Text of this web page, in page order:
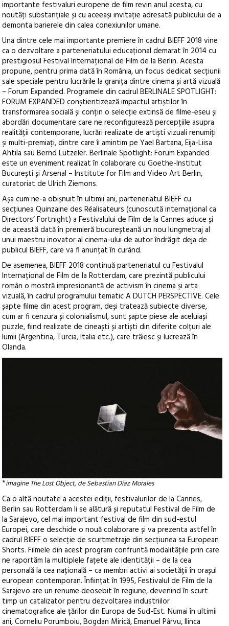
importante festivaluri europene de film revin anul acesta, cu
noutăți substanțiale și cu aceeași invitație adresată publicului de a
demonta barierele din calea conexiunilor umane.
Una dintre cele mai importante premiere în cadrul BIEFF 2018 vine
ca o dezvoltare a parteneriatului educațional demarat în 2014 cu
prestigiosul Festival Internațional de Film de la Berlin. Acesta
propune, pentru prima dată în România, un focus dedicat secțiunii
sale speciale pentru lucrările la granița dintre cinema și artă vizuală
– Forum Expanded. Programele din cadrul BERLINALE SPOTLIGHT:
FORUM EXPANDED conștientizează impactul artiștilor în
transformarea socială și conțin o selecție extinsă de filme-eseu și
abordări documentare care ne reconfigurează percepțiile asupra
realității contemporane, lucrări realizate de artiști vizuali renumiți
și multi-premiați, dintre care îi amintim pe Yael Bartana, Eija-Liisa
Ahtila sau Bernd Lützeler. Berlinale Spotlight: Forum Expanded
este un eveniment realizat în colaborare cu Goethe-Institut
București și Arsenal – Institute for Film and Video Art Berlin,
curatoriat de Ulrich Ziemons.
Așa cum ne-a obișnuit în ultimii ani, parteneriatul BIEFF cu
secțiunea Quinzaine des Réalisateurs (cunoscută internațional ca
Directors’ Fortnight) a Festivalului de Film de la Cannes aduce și
de această dată în premieră bucureșteană un nou lungmetraj al
unui maestru inovator al cinema-ului de autor îndrăgit deja de
publicul BIEFF, care va fi anunțat în curând.
De asemenea, BIEFF 2018 continuă parteneriatul cu Festivalul
Internațional de Film de la Rotterdam, care prezintă publicului
român o mostră impresionantă de activism în cinema și arta
vizuală, în cadrul programului tematic A DUTCH PERSPECTIVE. Cele
șapte filme din acest program, deși tratează subiecte diverse,
cum ar fi cenzura și colonialismul, sunt șapte piese ale aceluiași
puzzle, fiind realizate de cineaști și artiști din diferite colțuri ale
lumii (Argentina, Turcia, Italia etc.), care trăiesc și lucrează în
Olanda.
*imagine The Lost Object, de Sebastian Diaz Morales
Ca o altă noutate a acestei ediții, festivalurilor de la Cannes,
Berlin sau Rotterdam li se alătură și reputatul Festival de Film de
la Sarajevo, cel mai important festival de film din sud-estul
Europei, care deschide o nouă colaborare și va prezenta astfel în
cadrul BIEFF o selecție de scurtmetraje din secțiunea sa European
Shorts. Filmele din acest program confruntă modalitățile prin care
ne raportăm la multiplele fațete ale identității – de la cea
personală la cea națională – ca membri activi ai societății în orașul
european contemporan. Înființat în 1995, Festivalul de Film de la
Sarajevo are un renume deosebit în regiune, devenind în scurt
timp un catalizator pentru dezvoltarea industriilor
cinematografice ale țărilor din Europa de Sud-Est. Numai în ultimii
ani, Corneliu Porumboiu, Bogdan Mirică, Emanuel Pârvu, Ilinca